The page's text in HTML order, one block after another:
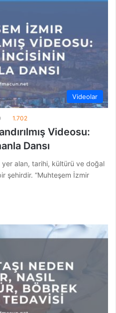
Videolar
1.702
Videosu:
Dansı
yer alan, tarihi, kültürü ve doğal
şehirdir. “Muhteşem İzmir